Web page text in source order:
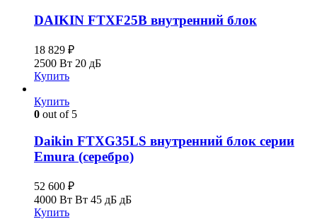
DAIKIN FTXF25B внутренний блок
18 829 ₽
2500 Вт 20 дБ
Купить
Купить
0 out of 5
Daikin FTXG35LS внутренний блок серии
Emura (серебро)
52 600 ₽
4000 Вт Вт 45 дБ дБ
Купить